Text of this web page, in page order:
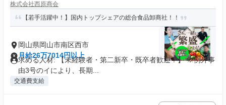
株式会社西原商会
【若手活躍中！】国内トップシェアの総合食品卸商社！！
岡山県岡山市南区西市
月給26万7014円以上
求める人材: 【未経験者・第二新卒・既卒者歓迎！】 ※例外事
由3号のイにより、長期...
交通費支給